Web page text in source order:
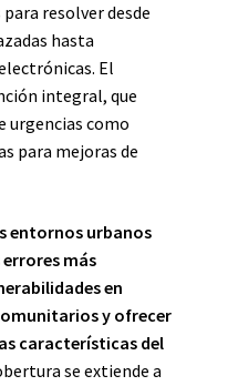
resolver desde
hasta
El
integral, que
urgencias como
para mejoras de
entornos urbanos
más
en
y ofrecer
características del
se extiende a